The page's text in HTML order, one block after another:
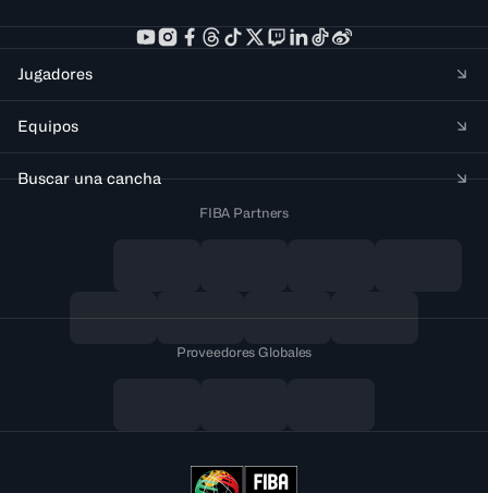
Jugadores
Equipos
Buscar una cancha
FIBA Partners
Proveedores Globales